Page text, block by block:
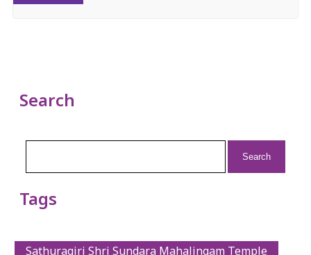
Search
Tags
Sathuragiri Shri Sundara Mahalingam Temple